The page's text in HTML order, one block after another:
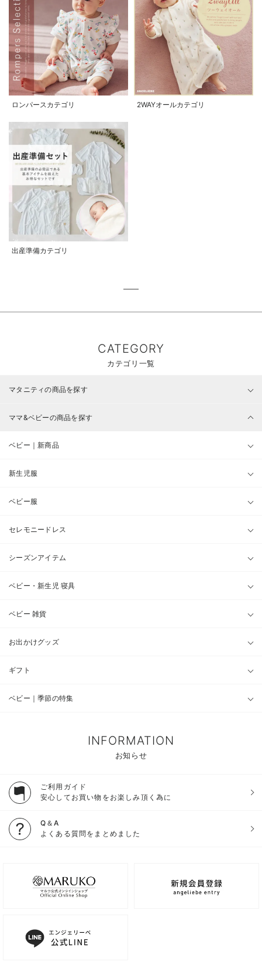
ロンパースカテゴリ 2WAYオールカテゴリ
出産準備カテゴリ
CATEGORY
カテゴリ一覧
マタニティの商品を探す
ママ&ベビーの商品を探す
ベビー｜新商品
新生児服
ベビー服
セレモニードレス
シーズンアイテム
ベビー・新生児 寝具
ベビー 雑貨
お出かけグッズ
ギフト
ベビー｜季節の特集
INFORMATION
お知らせ
ご利用ガイド
安心してお買い物をお楽しみ頂く為に
Q＆A
よくある質問をまとめました